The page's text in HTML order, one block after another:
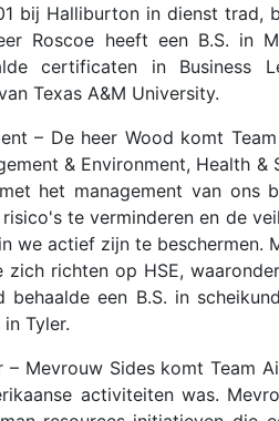
bij Halliburton in dienst trad,
Roscoe heeft een B.S. in
certificaten in Business
Texas A&M University.
– De heer Wood komt Team
& Environment, Health &
het management van ons
te verminderen en de
we actief zijn te beschermen.
richten op HSE,
behaalde een B.S. in
Tyler.
Mevrouw Sides komt Team
activiteiten was.